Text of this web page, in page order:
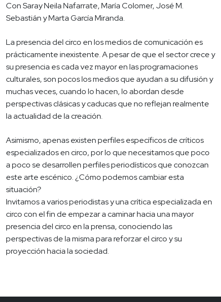
Con Saray Neila Nafarrate, María Colomer, José M.
Sebastián y Marta García Miranda.
La presencia del circo en los medios de comunicación es
prácticamente inexistente. A pesar de que el sector crece y
su presencia es cada vez mayor en las programaciones
culturales, son pocos los medios que ayudan a su difusión y
muchas veces, cuando lo hacen, lo abordan desde
perspectivas clásicas y caducas que no reflejan realmente
la actualidad de la creación.
Asimismo, apenas existen perfiles específicos de críticos
especializados en circo, por lo que necesitamos que poco
a poco se desarrollen perfiles periodísticos que conozcan
este arte escénico. ¿Cómo podemos cambiar esta
situación?
Invitamos a varios periodistas y una crítica especializada en
circo con el fin de empezar a caminar hacia una mayor
presencia del circo en la prensa, conociendo las
perspectivas de la misma para reforzar el circo y su
proyección hacia la sociedad.